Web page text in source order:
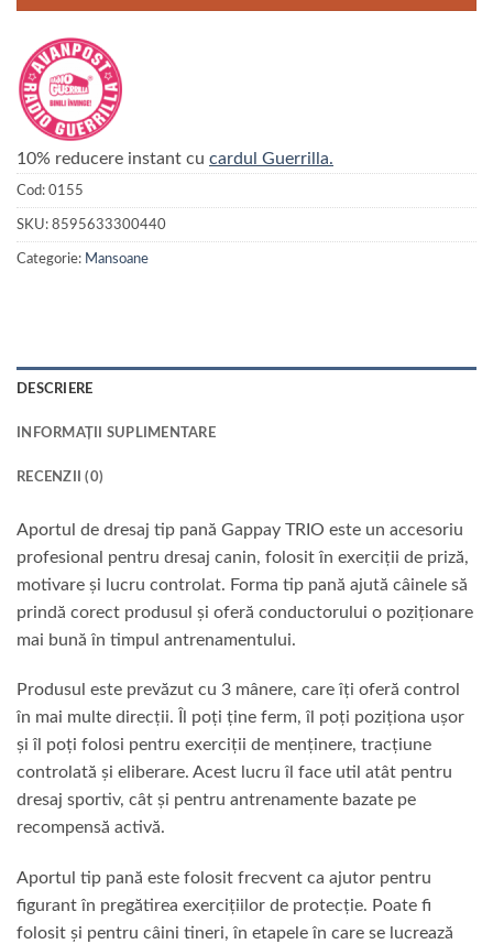
10% reducere instant cu cardul Guerrilla.
Cod: 0155
SKU: 8595633300440
Categorie: Mansoane
DESCRIERE
INFORMAȚII SUPLIMENTARE
RECENZII (0)
Aportul de dresaj tip pană Gappay TRIO este un accesoriu
profesional pentru dresaj canin, folosit în exerciții de priză,
motivare și lucru controlat. Forma tip pană ajută câinele să
prindă corect produsul și oferă conductorului o poziționare
mai bună în timpul antrenamentului.
Produsul este prevăzut cu 3 mânere, care îți oferă control
în mai multe direcții. Îl poți ține ferm, îl poți poziționa ușor
și îl poți folosi pentru exerciții de menținere, tracțiune
controlată și eliberare. Acest lucru îl face util atât pentru
dresaj sportiv, cât și pentru antrenamente bazate pe
recompensă activă.
Aportul tip pană este folosit frecvent ca ajutor pentru
figurant în pregătirea exercițiilor de protecție. Poate fi
folosit și pentru câini tineri, în etapele în care se lucrează